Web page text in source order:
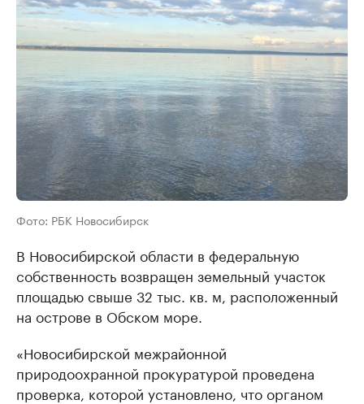
Фото: РБК Новосибирск
В Новосибирской области в федеральную
собственность возвращен земельный участок
площадью свыше 32 тыс. кв. м, расположенный
на острове в Обском море.
«Новосибирской межрайонной
природоохранной прокуратурой проведена
проверка, которой установлено, что органом